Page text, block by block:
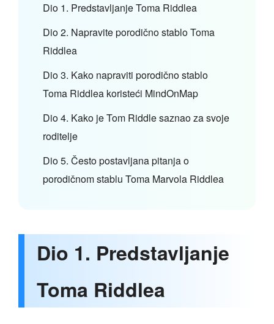
Dio 1. Predstavljanje Toma Riddlea
Dio 2. Napravite porodično stablo Toma
Riddlea
Dio 3. Kako napraviti porodično stablo
Toma Riddlea koristeći MindOnMap
Dio 4. Kako je Tom Riddle saznao za svoje
roditelje
Dio 5. Često postavljana pitanja o
porodičnom stablu Toma Marvola Riddlea
Dio 1. Predstavljanje
Toma Riddlea